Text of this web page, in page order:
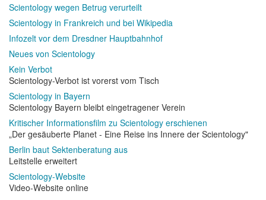
Scientology wegen Betrug verurteilt
Scientology in Frankreich und bei Wikipedia
Infozelt vor dem Dresdner Hauptbahnhof
Neues von Scientology
Kein Verbot
Scientology-Verbot ist vorerst vom Tisch
Scientology in Bayern
Scientology Bayern bleibt eingetragener Verein
Kritischer Informationsfilm zu Scientology erschienen
„Der gesäuberte Planet - Eine Reise ins Innere der Scientology"
Berlin baut Sektenberatung aus
Leitstelle erweitert
Scientology-Website
Video-Website online